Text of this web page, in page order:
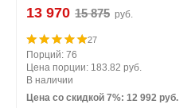
13 970 руб.
27
Порций: 76
Цена порции: 183.82 руб.
В наличии
Цена со скидкой 7%: 12 992 руб.